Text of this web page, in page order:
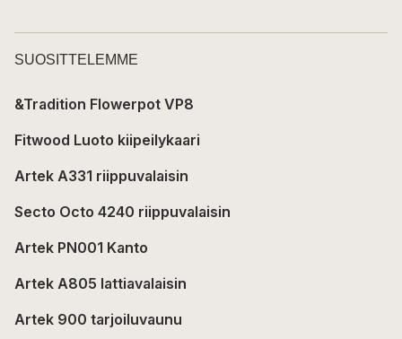
SUOSITTELEMME
&Tradition Flowerpot VP8
Fitwood Luoto kiipeilykaari
Artek A331 riippuvalaisin
Secto Octo 4240 riippuvalaisin
Artek PN001 Kanto
Artek A805 lattiavalaisin
Artek 900 tarjoiluvaunu